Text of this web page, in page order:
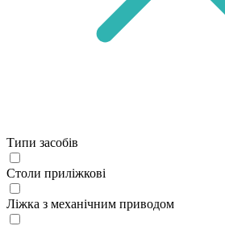
Типи засобів
Столи приліжкові
Ліжка з механічним приводом